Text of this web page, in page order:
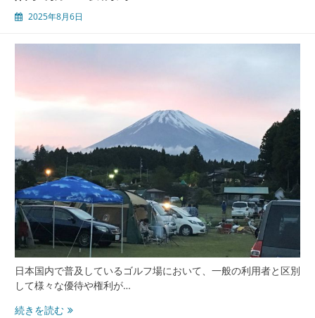
能
2025年8月6日
日本国内で普及しているゴルフ場において、一般の利用者と区別
して様々な優待や権利が…
続きを読むゴ